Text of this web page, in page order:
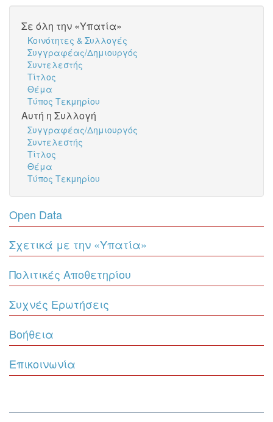
Σε όλη την «Υπατία»
Κοινότητες & Συλλογές
Συγγραφέας/Δημιουργός
Συντελεστής
Τίτλος
Θέμα
Τύπος Τεκμηρίου
Αυτή η Συλλογή
Συγγραφέας/Δημιουργός
Συντελεστής
Τίτλος
Θέμα
Τύπος Τεκμηρίου
Open Data
Σχετικά με την «Υπατία»
Πολιτικές Αποθετηρίου
Συχνές Ερωτήσεις
Βοήθεια
Επικοινωνία